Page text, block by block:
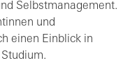
Selbstmanagement.
und
einen Einblick in